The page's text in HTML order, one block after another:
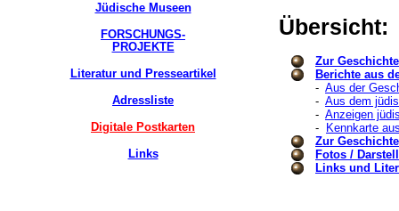
Jüdische Museen
FORSCHUNGS-
PROJEKTE
Literatur und Presseartikel
Adressliste
Digitale Postkarten
Links
Übersicht:
Zur
Berichte aus
- Aus der
- Aus dem
- Anzeigen
-
Kennkarte
Zur
Fotos /
Links und